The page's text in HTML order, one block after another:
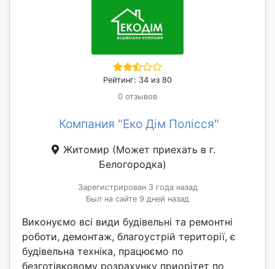
Рейтинг: 34 из 80
0 отзывов
Компания "Еко Дім Полісся"
Житомир (Может приехать в г.
Белогородка)
Зарегистрирован 3 года назад
Был на сайте 9 дней назад
Виконуємо всі види будівельні та ремонтні
роботи, демонтаж, благоустрій території, є
будівельна техніка, працюємо по
безготівковому розрахунку приорітет по